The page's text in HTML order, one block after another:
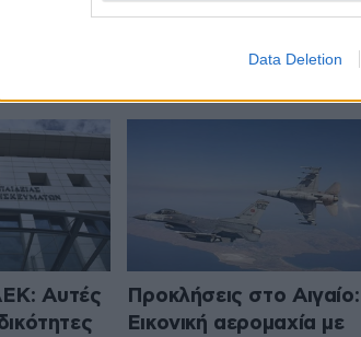
Data Deletion
ΑΠΟ ΤΗΝ ΕΛΛΑΔΑ
Αυτές
Προκλήσεις στο Αιγαίο:
Εικονική αερομαχία με